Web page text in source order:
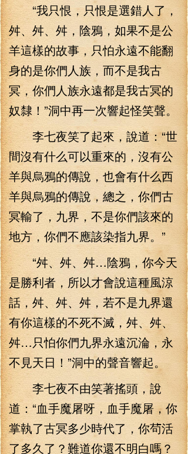
“我只恨，只恨是選錯人了，
舛、舛、舛，陰鴉，如果不是公
羊這樣的故事，只怕永遠不能翻
身的是你們人族，而不是我古
冥，你們人族永遠都是我古冥的
奴隸！”洞中再一次響起怪笑聲。
李七夜笑了起來，說道：“世
間沒有什么可以重來的，沒有公
羊與烏鴉的傳說，也會有什么西
羊與烏鴉的傳說，總之，你們古
冥輸了，九界，不是你們該來的
地方，你們不應該染指九界。”
“舛、舛、舛…陰鴉，你今天
是勝利者，所以才會說這種風涼
話，舛、舛、舛，若不是九界還
有你這樣的不死不滅，舛、舛、
舛…只怕你們九界永遠沉淪，永
不見天日！”洞中的聲音響起。
李七夜不由笑著搖頭，說
道：“血手魔屠呀，血手魔屠，你
掌執了古冥多少時代了，你茍活
了多久了？難道你還不明白嗎？